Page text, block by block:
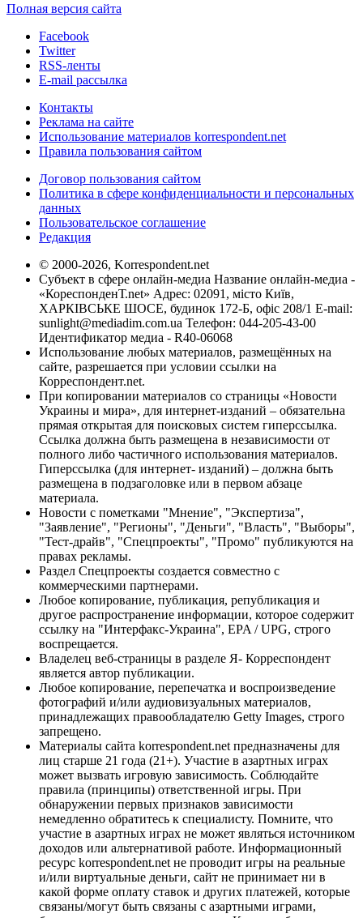
Полная версия сайта
Facebook
Twitter
RSS-ленты
E-mail рассылка
Контакты
Реклама на сайте
Использование материалов korrespondent.net
Правила пользования сайтом
Договор пользования сайтом
Политика в сфере конфиденциальности и персональных
данных
Пользовательское соглашение
Редакция
© 2000-2026, Korrespondent.net
Субъект в сфере онлайн-медиа Название онлайн-медиа -
«КореспонденТ.net» Адрес: 02091, місто Київ,
ХАРКІВСЬКЕ ШОСЕ, будинок 172-Б, офіс 208/1 E-mail:
sunlight@mediadim.com.ua Телефон: 044-205-43-00
Идентификатор медиа - R40-06068
Использование любых материалов, размещённых на
сайте, разрешается при условии ссылки на
Корреспондент.net.
При копировании материалов со страницы «Новости
Украины и мира», для интернет-изданий – обязательна
прямая открытая для поисковых систем гиперссылка.
Ссылка должна быть размещена в независимости от
полного либо частичного использования материалов.
Гиперссылка (для интернет- изданий) – должна быть
размещена в подзаголовке или в первом абзаце
материала.
Новости с пометками "Мнение", "Экспертиза",
"Заявление", "Регионы", "Деньги", "Власть", "Выборы",
"Тест-драйв", "Спецпроекты", "Промо" публикуются на
правах рекламы.
Раздел Спецпроекты создается совместно с
коммерческими партнерами.
Любое копирование, публикация, републикация и
другое распространение информации, которое содержит
ссылку на "Интерфакс-Украина", EPA / UPG, строго
воспрещается.
Владелец веб-страницы в разделе Я- Корреспондент
является автор публикации.
Любое копирование, перепечатка и воспроизведение
фотографий и/или аудиовизуальных материалов,
принадлежащих правообладателю Getty Images, строго
запрещено.
Материалы сайта korrespondent.net предназначены для
лиц старше 21 года (21+). Участие в азартных играх
может вызвать игровую зависимость. Соблюдайте
правила (принципы) ответственной игры. При
обнаружении первых признаков зависимости
немедленно обратитесь к специалисту. Помните, что
участие в азартных играх не может являться источником
доходов или альтернативой работе. Информационный
ресурс korrespondent.net не проводит игры на реальные
и/или виртуальные деньги, сайт не принимает ни в
какой форме оплату ставок и других платежей, которые
связаны/могут быть связаны с азартными играми,